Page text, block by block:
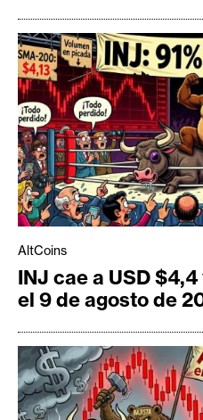
AltCoins
INJ cae a USD
el 9 de agosto de